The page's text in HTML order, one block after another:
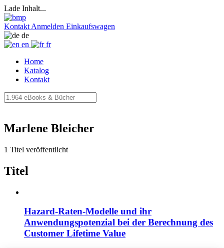
Lade Inhalt...
Kontakt Anmelden Einkaufswagen
de
en
fr
Home
Katalog
Kontakt
Marlene Bleicher
1 Titel veröffentlicht
Titel
Hazard-Raten-Modelle und ihr
Anwendungspotenzial bei der Berechnung des
Customer Lifetime Value